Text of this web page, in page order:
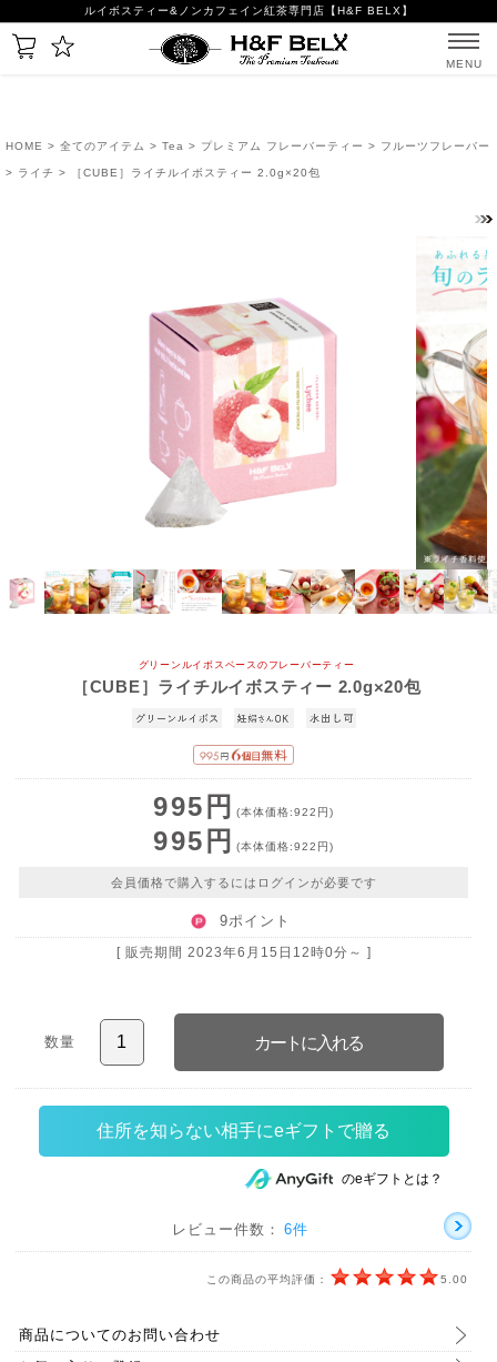
ルイボスティー&ノンカフェイン紅茶専門店【H&F BELX】
MENU
HOME > 全てのアイテム > Tea > プレミアム フレーバーティー > フルーツフレーバー
> ライチ > ［CUBE］ライチルイボスティー 2.0g×20包
グリーンルイボスベースのフレーバーティー
［CUBE］ライチルイボスティー 2.0g×20包
995円 (本体価格:922円)
995円 (本体価格:922円)
会員価格で購入するにはログインが必要です
9ポイント
[ 販売期間 2023年6月15日12時0分 ～ ]
数量
住所を知らない相手にeギフトで贈る
のeギフトとは？
レビュー件数： 6件
この商品の平均評価： 5.00
商品についてのお問い合わせ